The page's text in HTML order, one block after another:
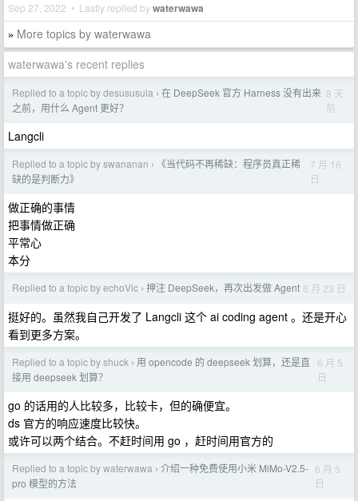
Sep 27, 2022 • Lastly replied bywaterwawa
» More topics by waterwawa
waterwawa's recent replies
Replied to a topic by desususula › 在 DeepSeek 官方 Harness 没有出来
之前，用什么 Agent 更好？
8 天
前
Langcli
Replied to a topic by swananan ›
《当代码不再稀缺：程序员真正稀
缺的是判断力》
7 月 16
日
做正确的事情
把事情做正确
平常心
本分
Replied to a topic by echoVic › 押注 DeepSeek，再次出发做 Agent 6 月 23 日
挺好的。虽然我自己开发了 Langcli 这个 ai coding agent 。还是开心
看到更多方案。
Replied to a topic by shuck › 用 opencode 的 deepseek 划算，还是直
接用 deepseek 划算？
6 月 5
日
go 的话用的人比较多，比较卡，但的确便宜。
ds 官方的响应速度比较快。
或许可以两个结合。不赶时间用 go ，赶时间用官方的
Replied to a topic by waterwawa › 介绍一种免费使用小米 MiMo-V2.5-
pro 模型的方法
6 月 5
日